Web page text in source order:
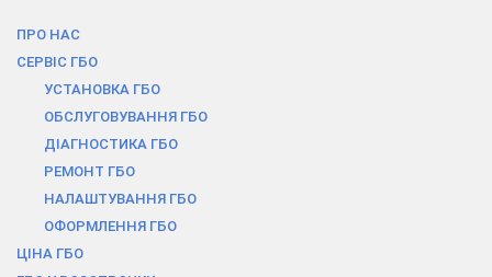
ПРО НАС
СЕРВІС ГБО
УСТАНОВКА ГБО
ОБСЛУГОВУВАННЯ ГБО
ДІАГНОСТИКА ГБО
РЕМОНТ ГБО
НАЛАШТУВАННЯ ГБО
ОФОРМЛЕННЯ ГБО
ЦІНА ГБО